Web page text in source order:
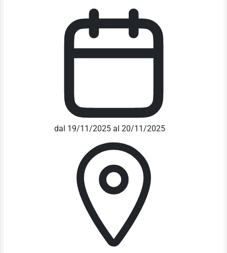
dal 19/11/2025 al 20/11/2025